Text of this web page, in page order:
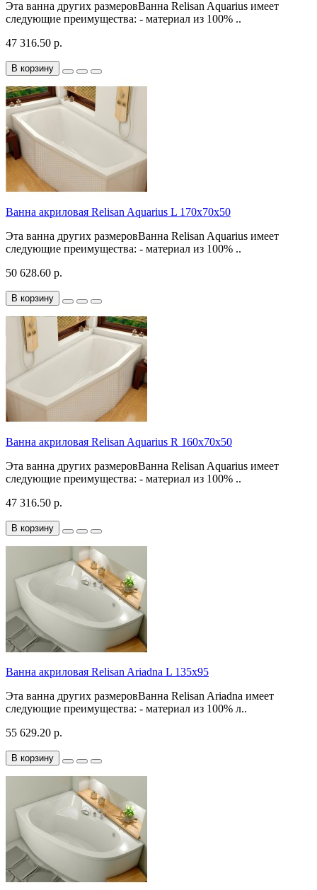
Эта ванна других размеровВанна Relisan Aquarius имеет
следующие преимущества: - материал из 100% ..
47 316.50 р.
В корзину
Ванна акриловая Relisan Aquarius L 170х70х50
Эта ванна других размеровВанна Relisan Aquarius имеет
следующие преимущества: - материал из 100% ..
50 628.60 р.
В корзину
Ванна акриловая Relisan Aquarius R 160х70х50
Эта ванна других размеровВанна Relisan Aquarius имеет
следующие преимущества: - материал из 100% ..
47 316.50 р.
В корзину
Ванна акриловая Relisan Ariadna L 135x95
Эта ванна других размеровВанна Relisan Ariadna имеет
следующие преимущества: - материал из 100% л..
55 629.20 р.
В корзину